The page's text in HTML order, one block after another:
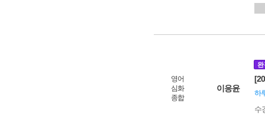
영어
심화
종합
이응윤
완
하
수